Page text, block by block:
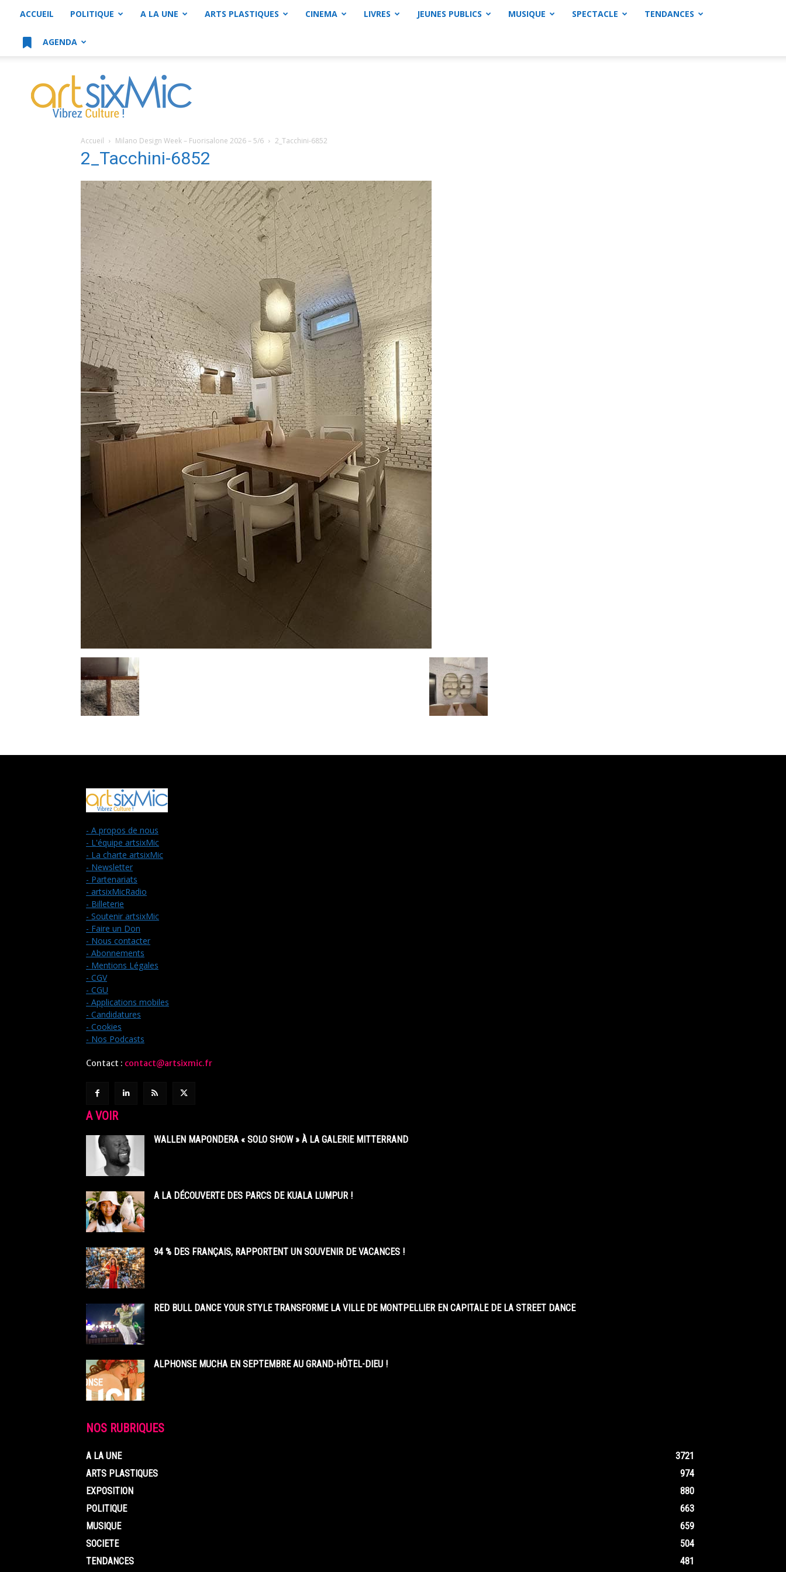
ACCUEIL POLITIQUE A LA UNE ARTS PLASTIQUES CINEMA LIVRES JEUNES PUBLICS MUSIQUE SPECTACLE TENDANCES
AGENDA
artsixMic
Accueil Milano Design Week – Fuorisalone 2026 – 5/6 2_Tacchini-6852
2_Tacchini-6852
- A propos de nous
- L'équipe artsixMic
- La charte artsixMic
- Newsletter
- Partenariats
- artsixMicRadio
- Billeterie
- Soutenir artsixMic
- Faire un Don
- Nous contacter
- Abonnements
- Mentions Légales
- CGV
- CGU
- Applications mobiles
- Candidatures
- Cookies
- Nos Podcasts
Contact : contact@artsixmic.fr
A VOIR
WALLEN MAPONDERA « SOLO SHOW » À LA GALERIE MITTERRAND
A LA DÉCOUVERTE DES PARCS DE KUALA LUMPUR !
94 % DES FRANÇAIS, RAPPORTENT UN SOUVENIR DE VACANCES !
RED BULL DANCE YOUR STYLE TRANSFORME LA VILLE DE MONTPELLIER EN CAPITALE DE LA STREET DANCE
ALPHONSE MUCHA EN SEPTEMBRE AU GRAND-HÔTEL-DIEU !
NOS RUBRIQUES
A LA UNE
3721
ARTS PLASTIQUES
974
EXPOSITION
880
POLITIQUE
663
MUSIQUE
659
SOCIETE
504
TENDANCES
481